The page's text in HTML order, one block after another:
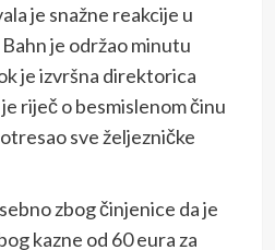
je snažne reakcije u
je održao minutu
je izvršna direktorica
riječ o besmislenom činu
sve željezničke
zbog činjenice da je
kazne od 60 eura za